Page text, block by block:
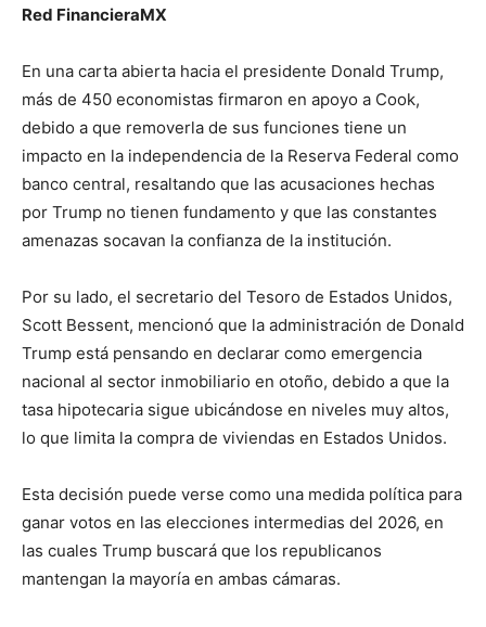
Red FinancieraMX
En una carta abierta hacia el presidente Donald Trump,
más de 450 economistas firmaron en apoyo a Cook,
debido a que removerla de sus funciones tiene un
impacto en la independencia de la Reserva Federal como
banco central, resaltando que las acusaciones hechas
por Trump no tienen fundamento y que las constantes
amenazas socavan la confianza de la institución.
Por su lado, el secretario del Tesoro de Estados Unidos,
Scott Bessent, mencionó que la administración de Donald
Trump está pensando en declarar como emergencia
nacional al sector inmobiliario en otoño, debido a que la
tasa hipotecaria sigue ubicándose en niveles muy altos,
lo que limita la compra de viviendas en Estados Unidos.
Esta decisión puede verse como una medida política para
ganar votos en las elecciones intermedias del 2026, en
las cuales Trump buscará que los republicanos
mantengan la mayoría en ambas cámaras.